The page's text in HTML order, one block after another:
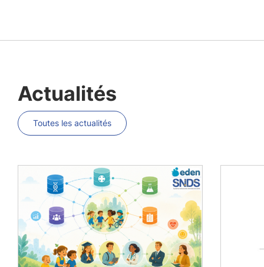
Actualités
Toutes les actualités